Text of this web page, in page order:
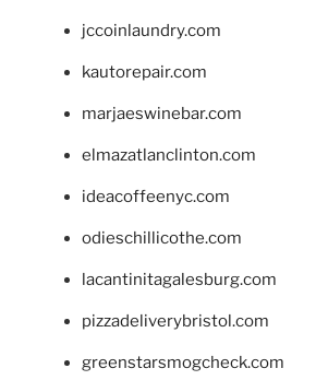
jccoinlaundry.com
kautorepair.com
marjaeswinebar.com
elmazatlanclinton.com
ideacoffeenyc.com
odieschillicothe.com
lacantinitagalesburg.com
pizzadeliverybristol.com
greenstarsmogcheck.com